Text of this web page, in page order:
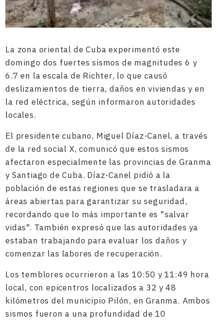
La zona oriental de Cuba experimentó este
domingo dos fuertes sismos de magnitudes 6 y
6.7 en la escala de Richter, lo que causó
deslizamientos de tierra, daños en viviendas y en
la red eléctrica, según informaron autoridades
locales.
El presidente cubano, Miguel Díaz-Canel, a través
de la red social X, comunicó que estos sismos
afectaron especialmente las provincias de Granma
y Santiago de Cuba. Díaz-Canel pidió a la
población de estas regiones que se trasladara a
áreas abiertas para garantizar su seguridad,
recordando que lo más importante es "salvar
vidas". También expresó que las autoridades ya
estaban trabajando para evaluar los daños y
comenzar las labores de recuperación.
Los temblores ocurrieron a las 10:50 y 11:49 hora
local, con epicentros localizados a 32 y 48
kilómetros del municipio Pilón, en Granma. Ambos
sismos fueron a una profundidad de 10